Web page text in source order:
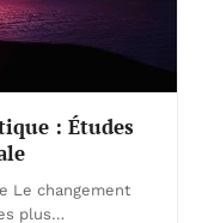
: Études
Le changement
plus…